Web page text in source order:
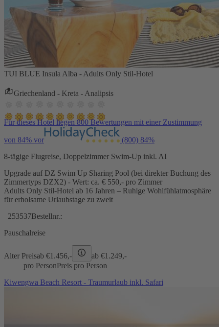
TUI BLUE Insula Alba - Adults Only Stil-Hotel
Griechenland - Kreta - Analipsis
Für dieses Hotel liegen 800 Bewertungen mit einer Zustimmung
von 84% vor (800) 84%
8-tägige Flugreise, Doppelzimmer Swim-Up inkl. AI
Upgrade auf DZ Swim Up Sharing Pool (bei direkter Buchung des
Zimmertyps DZX2) - Wert: ca. € 550,- pro Zimmer
Adults Only Stil-Hotel ab 16 Jahren – Ruhige Wohlfühlatmosphäre
für erholsame Urlaubstage zu zweit
253537Bestellnr.:
Pauschalreise
Alter Preisab €1.456,- ab €1.249,-
pro PersonPreis pro Person
Kiwengwa Beach Resort - Traumurlaub inkl. Safari